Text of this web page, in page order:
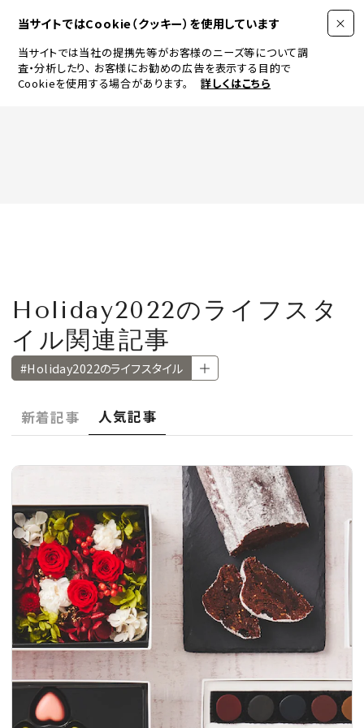
当サイトではCookie（クッキー）を使用しています
当サイトでは当社の提携先等がお客様のニーズ等について調
査・分析したり、 お客様にお勧めの広告を表示する目的で
Cookieを使用する場合があります。
詳しくはこちら
LIFESTYLE
CULTURE
CELEBRITY
COLLECTION
WEDDING
FORTUNE
SDGs
MAGAZINE
Holiday2022のライフスタ
イル関連記事
#Holiday2022のライフスタイル
新着記事 人気記事